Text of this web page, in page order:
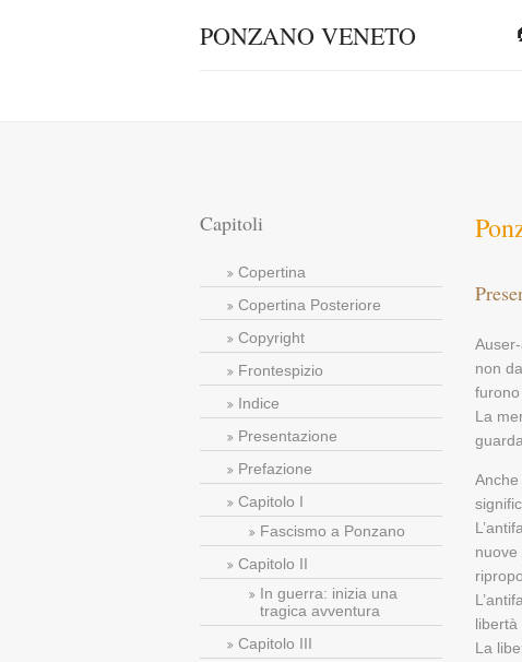
PONZANO VENETO
Capitoli
Copertina
Copertina Posteriore
Copyright
Frontespizio
Indice
Presentazione
Prefazione
Capitolo I
Fascismo a Ponzano
Capitolo II
In guerra: inizia una
tragica avventura
Capitolo III
non
furono
La
libertà
La